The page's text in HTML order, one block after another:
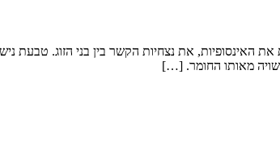
האינסופיות, את נצחיות הקשר בין בני הזוג.
מאותו החומר. […]